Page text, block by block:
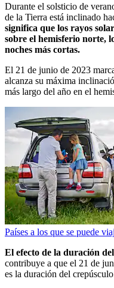
Durante el solsticio de
de la Tierra está inclinado
significa que los rayos
sobre el hemisferio norte,
noches más cortas.
El 21 de junio de 2023
alcanza su máxima
más largo del año en el
Países a los que se puede
El efecto de la duración
contribuye a que el 21 de
es la duración del